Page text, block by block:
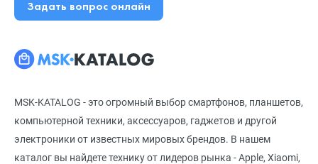
MSK-KATALOG - это огромный выбор смартфонов, планшетов,
компьютерной техники, аксессуаров, гаджетов и другой
электроники от известных мировых брендов. В нашем
каталог вы найдете технику от лидеров рынка - Apple, Xiaomi,
Задать вопрос онлайн